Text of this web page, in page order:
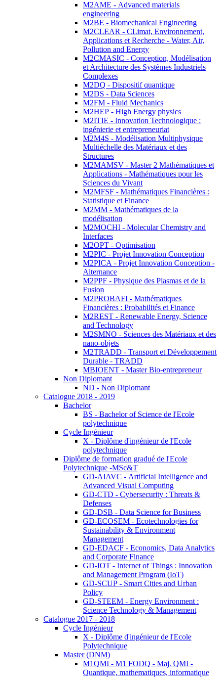
M2AME - Advanced materials
engineering
M2BE - Biomechanical Engineering
M2CLEAR - CLimat, Environnement,
Applications et Recherche - Water, Air,
Pollution and Energy
M2CMASIC - Conception, Modélisation
et Architecture des Systèmes Industriels
Complexes
M2DQ - Dispositif quantique
M2DS - Data Sciences
M2FM - Fluid Mechanics
M2HEP - High Energy physics
M2ITIE - Innovation Technologique :
ingénierie et entrepreneuriat
M2M4S - Modélisation Multiphysique
Multiéchelle des Matériaux et des
Structures
M2MAMSV - Master 2 Mathématiques et
Applications - Mathématiques pour les
Sciences du Vivant
M2MFSF - Mathématiques Financières :
Statistique et Finance
M2MM - Mathématiques de la
modélisation
M2MOCHI - Molecular Chemistry and
Interfaces
M2OPT - Optimisation
M2PIC - Projet Innovation Conception
M2PICA - Projet Innovation Conception -
Alternance
M2PPF - Physique des Plasmas et de la
Fusion
M2PROBAFI - Mathématiques
Financières : Probabilités et Finance
M2REST - Renewable Energy, Science
and Technology
M2SMNO - Sciences des Matériaux et des
nano-objets
M2TRADD - Transport et Développement
Durable - TRADD
MBIOENT - Master Bio-entrepreneur
Non Diplomant
ND - Non Diplomant
Catalogue 2018 - 2019
Bachelor
BS - Bachelor of Science de l'Ecole
polytechnique
Cycle Ingénieur
X - Diplôme d'ingénieur de l'Ecole
polytechnique
Diplôme de formation gradué de l'Ecole
Polytechnique -MSc&T
GD-AIAVC - Artificial Intelligence and
Advanced Visual Computing
GD-CTD - Cybersecurity : Threats &
Defenses
GD-DSB - Data Science for Business
GD-ECOSEM - Ecotechnologies for
Sustainability & Environment
Management
GD-EDACF - Economics, Data Analytics
and Corporate Finance
GD-IOT - Internet of Things : Innovation
and Management Program (IoT)
GD-SCUP - Smart Cities and Urban
Policy
GD-STEEM - Energy Environment :
Science Technology & Management
Catalogue 2017 - 2018
Cycle Ingénieur
X - Diplôme d'ingénieur de l'Ecole
Polytechnique
Master (DNM)
M1QMI - M1 FODQ - Maj. QMI -
Quantique, mathematiques, informatique